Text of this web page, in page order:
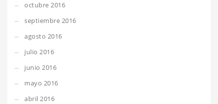
octubre 2016
septiembre 2016
agosto 2016
julio 2016
junio 2016
mayo 2016
abril 2016